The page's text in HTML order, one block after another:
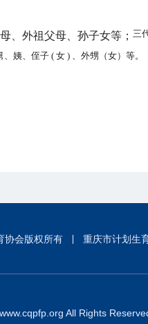
、外祖父母、孙子女等； 三
、姨、侄子 ( 女 ) 、外甥（女）等。
协会版权所有 重庆市计划生
All Rights